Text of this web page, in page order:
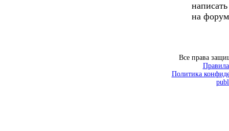
на
Все права
Политика